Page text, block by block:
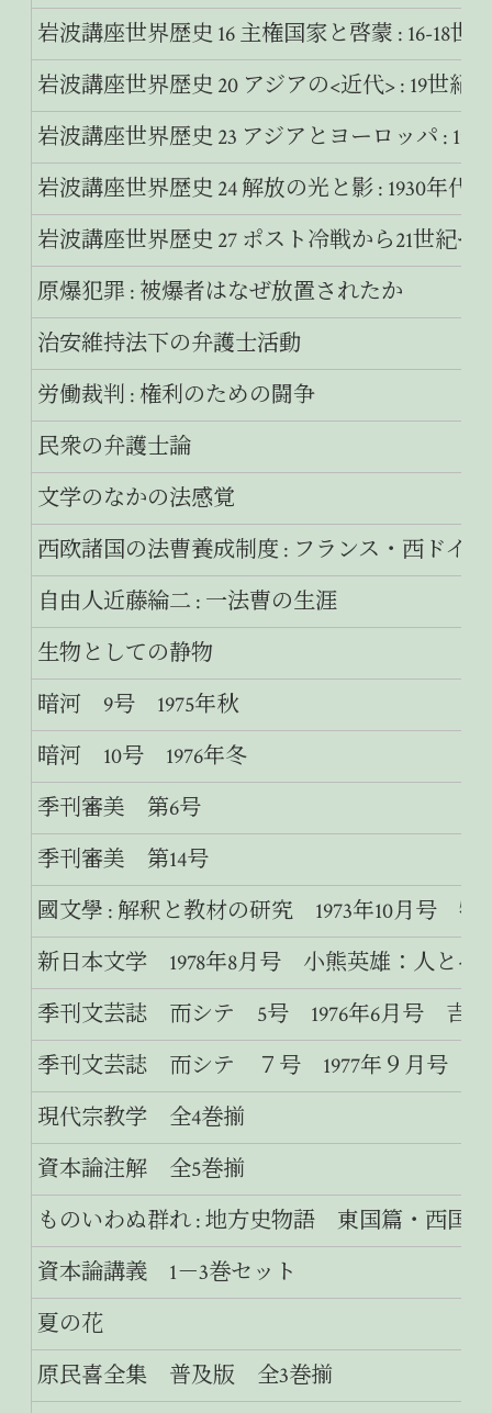
岩波講座世界歴史 16 主権国家と啓蒙 : 16-18世
岩波講座世界歴史 20 アジアの<近代> : 19世紀
岩波講座世界歴史 23 アジアとヨーロッパ :
岩波講座世界歴史 24 解放の光と影 : 1930年代-
岩波講座世界歴史 27 ポスト冷戦から21世紀へ :
原爆犯罪 : 被爆者はなぜ放置されたか
治安維持法下の弁護士活動
労働裁判 : 権利のための闘争
民衆の弁護士論
文学のなかの法感覚
西欧諸国の法曹養成制度 : フランス・西ドイ
自由人近藤綸二 : 一法曹の生涯
生物としての静物
暗河 9号 1975年秋
暗河 10号 1976年冬
季刊審美 第6号
季刊審美 第14号
國文學 : 解釈と教材の研究 1973年10月号
新日本文学 1978年8月号 小熊英雄：人と
季刊文芸誌 而シテ 5号 1976年6月号 吉
季刊文芸誌 而シテ ７号 1977年９月号
現代宗教学 全4巻揃
資本論注解 全5巻揃
ものいわぬ群れ : 地方史物語 東国篇・西国
資本論講義 1－3巻セット
夏の花
原民喜全集 普及版 全3巻揃